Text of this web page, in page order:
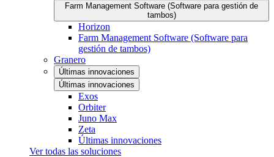
Farm Management Software (Software para gestión de
tambos)
Horizon
Farm Management Software (Software para
gestión de tambos)
Granero
Últimas innovaciones
Últimas innovaciones
Exos
Orbiter
Juno Max
Zeta
Últimas innovaciones
Ver todas las soluciones